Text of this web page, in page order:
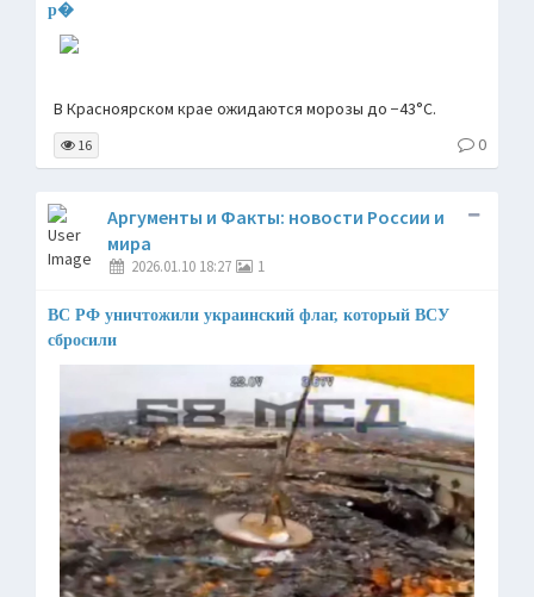
р�
В Красноярском крае ожидаются морозы до −43°C.
16 0
Аргументы и Факты: новости России и
мира
2026.01.10 18:27 1
ВС РФ уничтожили украинский флаг, который ВСУ
сбросили